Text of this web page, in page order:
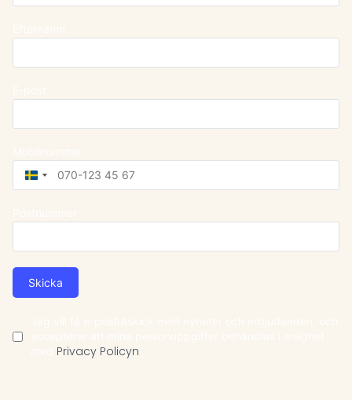
Sweden
+46
Skicka
Privacy Policyn